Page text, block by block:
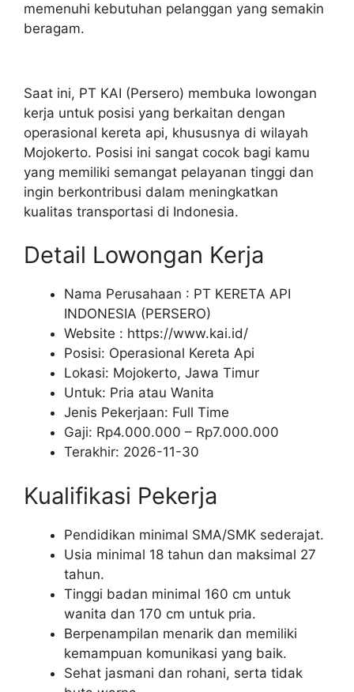
memenuhi kebutuhan pelanggan yang semakin
beragam.
Saat ini, PT KAI (Persero) membuka lowongan
kerja untuk posisi yang berkaitan dengan
operasional kereta api, khususnya di wilayah
Mojokerto. Posisi ini sangat cocok bagi kamu
yang memiliki semangat pelayanan tinggi dan
ingin berkontribusi dalam meningkatkan
kualitas transportasi di Indonesia.
Detail Lowongan Kerja
Nama Perusahaan : PT KERETA API
INDONESIA (PERSERO)
Website : https://www.kai.id/
Posisi: Operasional Kereta Api
Lokasi: Mojokerto, Jawa Timur
Untuk: Pria atau Wanita
Jenis Pekerjaan: Full Time
Gaji: Rp4.000.000 – Rp7.000.000
Terakhir: 2026-11-30
Kualifikasi Pekerja
Pendidikan minimal SMA/SMK sederajat.
Usia minimal 18 tahun dan maksimal 27
tahun.
Tinggi badan minimal 160 cm untuk
wanita dan 170 cm untuk pria.
Berpenampilan menarik dan memiliki
kemampuan komunikasi yang baik.
Sehat jasmani dan rohani, serta tidak